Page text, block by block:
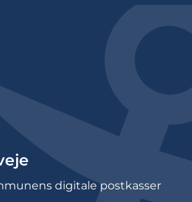
digitale postkasser